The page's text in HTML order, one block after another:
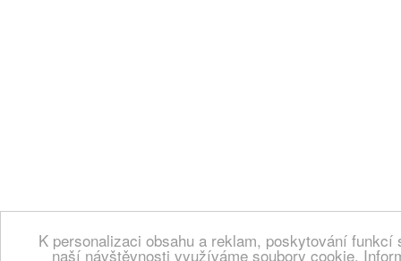
K personalizaci obsahu a reklam, poskytování
naší návštěvnosti využíváme soubory cookie.